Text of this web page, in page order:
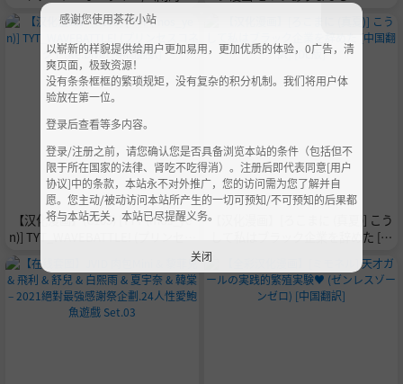
事干AI翻译）
【汉化漫画】(C105) [TYT (mos_ye
n)] TYT_WAVEBATTLE! (プリンセス
【汉化漫画】[ろこまに (真夏)] こう
して私はブラック企業を辞めた [中
感谢您使用茶花小站
以崭新的样貌提供给用户更加易用，更加优质的体验，0广告，清
爽页面，极致资源！
没有条条框框的繁琐规矩，没有复杂的积分机制。我们将用户体
验放在第一位。
登录后查看等多内容。
登录/注册之前，请您确认您是否具备浏览本站的条件（包括但不
限于所在国家的法律、肾吃不吃得消）。注册后即代表同意[用户
协议]中的条款，本站永不对外推广，您的访问需为您了解并自
愿。您主动/被动访问本站所产生的一切可预知/不可预知的后果都
将与本站无关，本站已尽提醒义务。
关闭